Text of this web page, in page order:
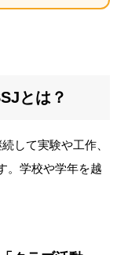
とは？
して実験や工作、
。学校や学年を越